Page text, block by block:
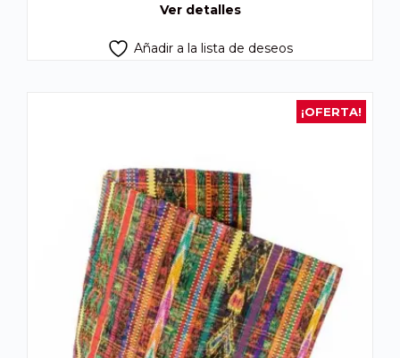
Ver detalles
Añadir a la lista de deseos
¡OFERTA!